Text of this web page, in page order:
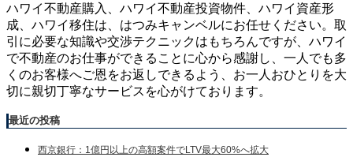
ハワイ不動産購入、ハワイ不動産投資物件、ハワイ資産形
成、ハワイ移住は、はつみキャンベルにお任せください。取
引に必要な知識や交渉テクニックはもちろんですが、ハワイ
で不動産のお仕事ができることに心から感謝し、一人でも多
くのお客様へご恩をお返しできるよう、お一人おひとりを大
切に親切丁寧なサービスを心がけております。
最近の投稿
西京銀行：1億円以上の高額案件でLTV最大60%へ拡大